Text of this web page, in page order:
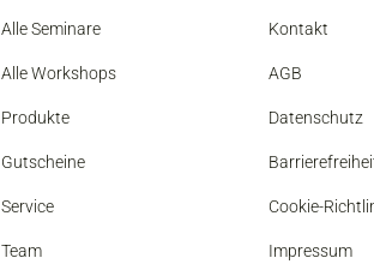
Alle Seminare
Alle Workshops
Produkte
Gutscheine
Service
Team
Kontakt
AGB
Datenschutz
Cookie-
Impressum